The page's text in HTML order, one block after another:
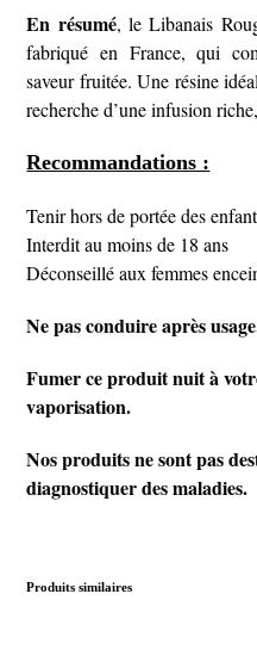
En résumé, le Libanais
fabriqué en France, qui
saveur fruitée. Une résine
recherche d’une infusion
Recommandations :
Tenir hors de portée des
Interdit au moins de 18 ans
Déconseillé aux femmes
Ne pas conduire après
Fumer ce produit nuit à
vaporisation.
Nos produits ne sont pas
diagnostiquer des maladies.
Produits similaires